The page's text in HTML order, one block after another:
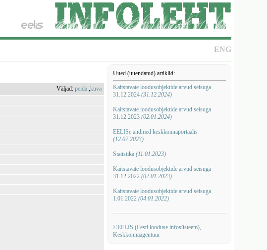
ENG
Uued (uuendatud) artiklid:
Kaitstavate loodusobjektide arvud seisuga
31.12.2024 (31.12.2024)
Kaitstavate loodusobjektide arvud seisuga
31.12.2023 (02.01.2024)
EELISe andmed keskkonnaportaalis
(12.07.2023)
Statistika (11.01.2023)
Kaitstavate loodusobjektide arvud seisuga
31.12.2022 (02.01.2023)
Kaitstavate loodusobjektide arvud seisuga
1.01.2022 (04.01.2022)
©EELIS (Eesti looduse infosüsteem),
Keskkonnaagentuur
Väljad:peida ,kuva